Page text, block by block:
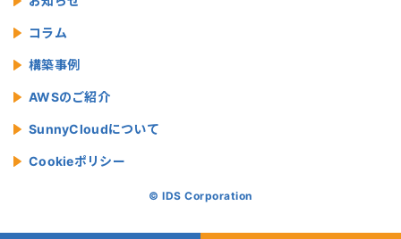
コラム
構築事例
AWSのご紹介
SunnyCloudについて
Cookieポリシー
© IDS Corporation